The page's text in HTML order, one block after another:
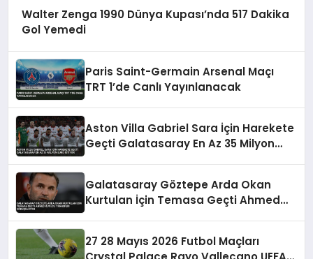
Walter Zenga 1990 Dünya Kupası’nda 517 Dakika
Gol Yemedi
Paris Saint-Germain Arsenal Maçı
TRT 1’de Canlı Yayınlanacak
Aston Villa Gabriel Sara İçin Harekete
Geçti Galatasaray En Az 35 Milyon
Galatasaray Göztepe Arda Okan
Kurtulan İçin Temasa Geçti Ahmed
27 28 Mayıs 2026 Futbol Maçları